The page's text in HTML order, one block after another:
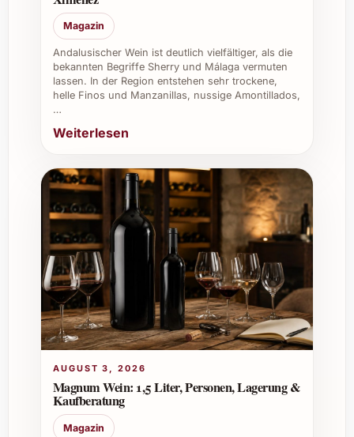
Vielseitigkeit. In der Gastronomie und bei
Firmenevents punktet er mit seiner Eleganz
und Qualität, die Gäste begeistern und
bleibende Eindrücke hinterlassen. Auch als
sorgfältig ausgewähltes Geschenk überzeugt
er durch Persönlichkeit und Genuss.
Magazin
Andalusischer Wein ist deutlich vielfältiger, als die
bekannten Begriffe Sherry und Málaga vermuten
lassen. In der Region entstehen sehr trockene,
helle Finos und Manzanillas, nussige Amontillados,
…
Weiterlesen
AUGUST 3, 2026
Magnum Wein: 1,5 Liter, Personen, Lagerung &
Kaufberatung
Magazin